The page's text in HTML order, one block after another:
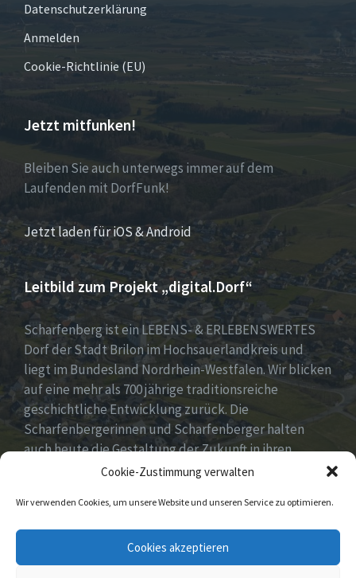
Cookie-Zustimmung verwalten
Wir verwenden Cookies, um unsere Website und unseren Service zu optimieren.
Cookies akzeptieren
Datenschutzerklärung
Anmelden
Cookie-Richtlinie (EU)
Jetzt mitfunken!
Bleiben Sie auch unterwegs immer auf dem
Laufenden mit DorfFunk!
Jetzt laden für iOS & Android
Leitbild zum Projekt „digital.Dorf“
Scharfenberg ist ein LEBENS- & ERLEBENSWERTES
Dorf der Stadt Brilon im Hochsauerlandkreis und
liegt im Bundesland Nordrhein-Westfalen. Wir blicken
auf eine mehr als 700 jährige traditionsreiche
geschichtliche Entwicklung zurück. Die
Scharfenbergerinnen und Scharfenberger halten
auch heute die Gestaltung der Zukunft in ihren
Händen mit neuen, innovativen und kreativen Ideen
Moderne – Geschichte & Gegenwart“!
Unsere Idee: Menschen vor Ort verbinden mit
digitaler Transformation!